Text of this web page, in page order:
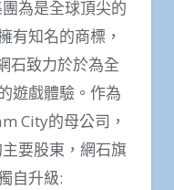
為是全球頂尖的
有知名的商標，
石致力於於為全
遊戲體驗。作為
City的母公司，
要股東，網石旗
自升級: